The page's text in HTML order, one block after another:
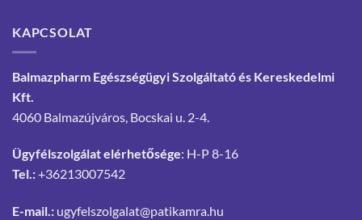
KAPCSOLAT
Balmazpharm Egészségügyi Szolgáltató és Kereskedelmi
Kft.
4060 Balmazújváros, Bocskai u. 2-4.
Ügyfélszolgálat elérhetősége: H-P 8-16
Tel.:+36213007542
E-mail.: ugyfelszolgalat@patikamra.hu